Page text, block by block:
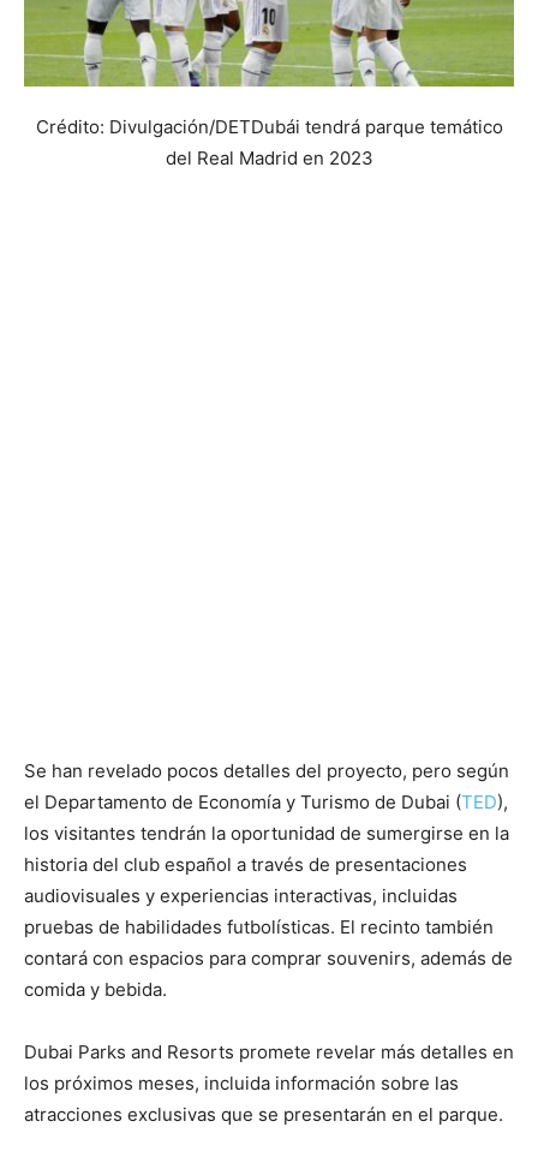
Crédito: Divulgación/DETDubái tendrá parque temático
del Real Madrid en 2023
Se han revelado pocos detalles del proyecto, pero según
el Departamento de Economía y Turismo de Dubai (TED),
los visitantes tendrán la oportunidad de sumergirse en la
historia del club español a través de presentaciones
audiovisuales y experiencias interactivas, incluidas
pruebas de habilidades futbolísticas. El recinto también
contará con espacios para comprar souvenirs, además de
comida y bebida.
Dubai Parks and Resorts promete revelar más detalles en
los próximos meses, incluida información sobre las
atracciones exclusivas que se presentarán en el parque.